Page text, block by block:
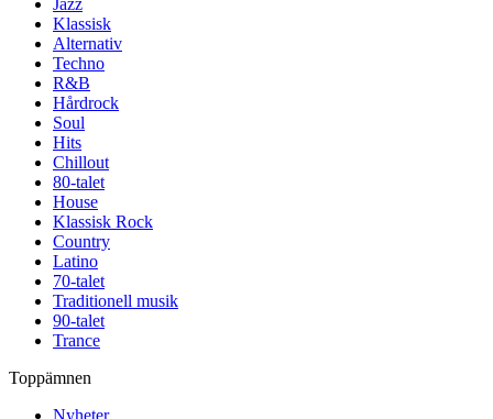
Jazz
Klassisk
Alternativ
Techno
R&B
Hårdrock
Soul
Hits
Chillout
80-talet
House
Klassisk Rock
Country
Latino
70-talet
Traditionell musik
90-talet
Trance
Toppämnen